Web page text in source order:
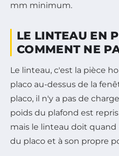
mm minimum.
LE LINTEAU EN
COMMENT NE
Le linteau, c'est la pièce
placo au-dessus de la
placo, il n'y a pas de
poids du plafond est
mais le linteau doit
du placo et à son propre